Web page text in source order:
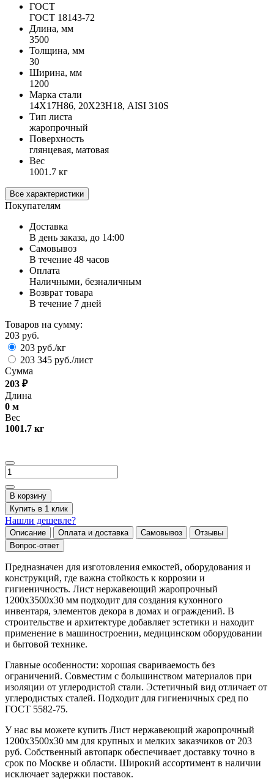
ГОСТ
ГОСТ 18143-72
Длина, мм
3500
Толщина, мм
30
Ширина, мм
1200
Марка стали
14Х17Н86, 20Х23Н18, AISI 310S
Тип листа
жаропрочный
Поверхность
глянцевая, матовая
Вес
1001.7 кг
Все характеристики
Покупателям
Доставка
В день заказа, до 14:00
Самовывоз
В течение 48 часов
Оплата
Наличными, безналичным
Возврат товара
В течение 7 дней
Товаров на сумму:
203 руб.
203 руб./кг
203 345 руб./лист
Сумма
203 ₽
Длина
0 м
Вес
1001.7 кг
В корзину
Купить в 1 клик
Нашли дешевле?
Описание Оплата и доставка Самовывоз
Отзывы
Вопрос-ответ
Предназначен для изготовления емкостей, оборудования и
конструкций, где важна стойкость к коррозии и
гигиеничность. Лист нержавеющий жаропрочный
1200х3500х30 мм подходит для создания кухонного
инвентаря, элементов декора в домах и ограждений. В
строительстве и архитектуре добавляет эстетики и находит
применение в машиностроении, медицинском оборудовании
и бытовой технике.
Главные особенности: хорошая свариваемость без
ограничений. Совместим с большинством материалов при
изоляции от углеродистой стали. Эстетичный вид отличает от
углеродистых сталей. Подходит для гигиеничных сред по
ГОСТ 5582-75.
У нас вы можете купить Лист нержавеющий жаропрочный
1200х3500х30 мм для крупных и мелких заказчиков от 203
руб. Собственный автопарк обеспечивает доставку точно в
срок по Москве и области. Широкий ассортимент в наличии
исключает задержки поставок.